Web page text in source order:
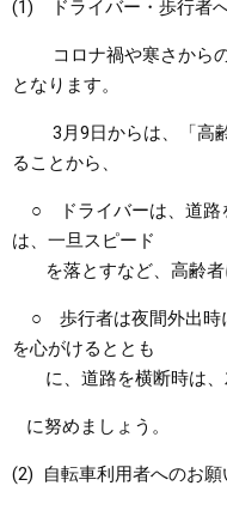
(1) ドライバー・歩行者
コロナ禍や寒さからの
となります。
3月9日からは、「高齢
ることから、
○ ドライバーは、道路
は、一旦スピード
を落とすなど、高齢者
○ 歩行者は夜間外出時
を心がけるととも
に、道路を横断時は、
に努めましょう。
(2) 自転車利用者へのお願